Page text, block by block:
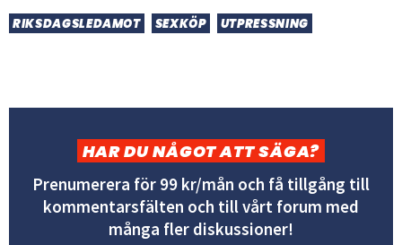
RIKSDAGSLEDAMOT SEXKÖP UTPRESSNING
HAR DU NÅGOT ATT SÄGA?
Prenumerera för 99 kr/mån och få tillgång till
kommentarsfälten och till vårt forum med
många fler diskussioner!